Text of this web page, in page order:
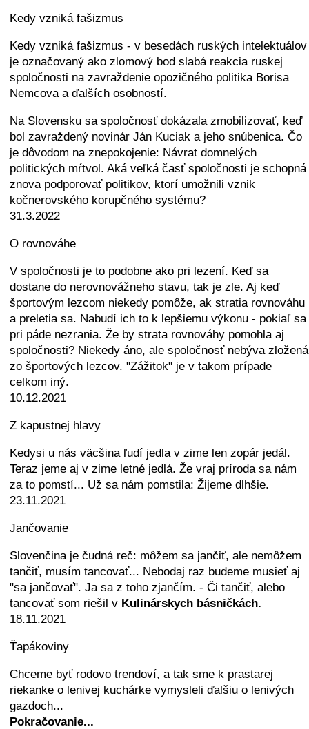
Kedy vzniká fašizmus
Kedy vzniká fašizmus - v besedách ruských intelektuálov
je označovaný ako zlomový bod slabá reakcia ruskej
spoločnosti na zavraždenie opozičného politika Borisa
Nemcova a ďalších osobností.
Na Slovensku sa spoločnosť dokázala zmobilizovať, keď
bol zavraždený novinár Ján Kuciak a jeho snúbenica. Čo
je dôvodom na znepokojenie: Návrat domnelých
politických mŕtvol. Aká veľká časť spoločnosti je schopná
znova podporovať politikov, ktorí umožnili vznik
kočnerovského korupčného systému?
31.3.2022
O rovnováhe
V spoločnosti je to podobne ako pri lezení. Keď sa
dostane do nerovnovážneho stavu, tak je zle. Aj keď
športovým lezcom niekedy pomôže, ak stratia rovnováhu
a preletia sa. Nabudí ich to k lepšiemu výkonu - pokiaľ sa
pri páde nezrania. Že by strata rovnováhy pomohla aj
spoločnosti? Niekedy áno, ale spoločnosť nebýva zložená
zo športových lezcov. "Zážitok" je v takom prípade
celkom iný.
10.12.2021
Z kapustnej hlavy
Kedysi u nás väcšina ľudí jedla v zime len zopár jedál.
Teraz jeme aj v zime letné jedlá. Že vraj príroda sa nám
za to pomstí... Už sa nám pomstila: Žijeme dlhšie.
23.11.2021
Jančovanie
Slovenčina je čudná reč: môžem sa jančiť, ale nemôžem
tančiť, musím tancovať... Nebodaj raz budeme musieť aj
"sa jančovať". Ja sa z toho zjančím. - Či tančiť, alebo
tancovať som riešil v Kulinárskych básničkách.
18.11.2021
Ťapákoviny
Chceme byť rodovo trendoví, a tak sme k prastarej
riekanke o lenivej kuchárke vymysleli ďalšiu o lenivých
gazdoch...
Pokračovanie...